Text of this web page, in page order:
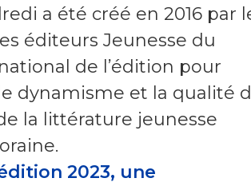
a été créé en 2016 par
éditeurs Jeunesse du
de l’édition pour
dynamisme et la qualité
la littérature jeunesse
2023, une